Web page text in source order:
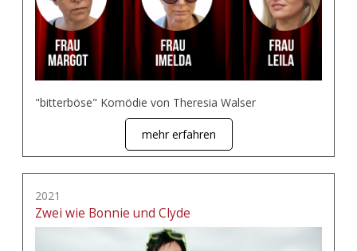
"bitterböse" Komödie von Theresia Walser
mehr erfahren
2021
Zwei wie Bonnie und Clyde